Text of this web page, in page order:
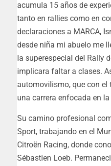
acumula 15 años de
tanto en rallies como en
declaraciones a MARCA,
desde niña mi abuelo me
la superespecial del Rally
implicara faltar a clases.
automovilismo, que con
una carrera enfocada en
Su camino profesional
Sport, trabajando en el
Citroën Racing, donde
Sébastien Loeb.